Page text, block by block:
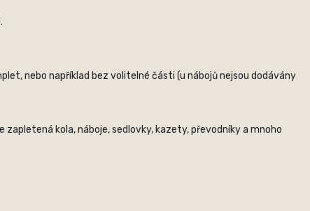
nebo například bez volitelné části (u nábojů nejsou dodávány
kola, náboje, sedlovky, kazety, převodníky a mnoho